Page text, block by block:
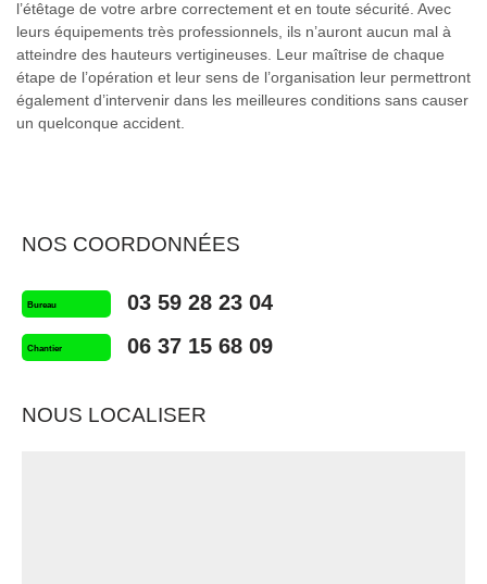
l’étêtage de votre arbre correctement et en toute sécurité. Avec
leurs équipements très professionnels, ils n’auront aucun mal à
atteindre des hauteurs vertigineuses. Leur maîtrise de chaque
étape de l’opération et leur sens de l’organisation leur permettront
également d’intervenir dans les meilleures conditions sans causer
un quelconque accident.
NOS COORDONNÉES
Bureau 03 59 28 23 04
Chantier 06 37 15 68 09
NOUS LOCALISER